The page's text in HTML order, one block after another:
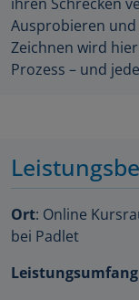
Ausprobieren und
Zeichnen wird
Prozess – und
Ort: Online
bei Padlet
Leistungsumfang